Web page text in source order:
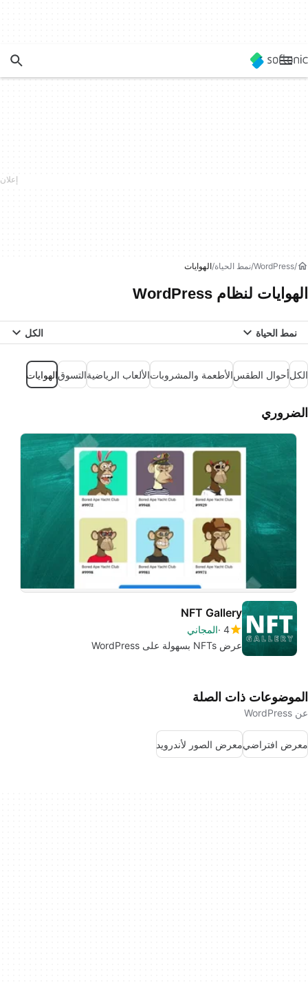
WordPress نمط الحياة الهوايات
الهوايات لنظام WordPress
نمط الحياة الكل
الكلأحوال الطقسالأطعمة والمشروباتالألعاب الرياضيةالتسوقالهوايات
الضروري
NFT Gallery
4 المجاني
عرض NFTs بسهولة على WordPress
الموضوعات ذات الصلة
عن WordPress
معرض افتراضيمعرض الصور لأندرويد